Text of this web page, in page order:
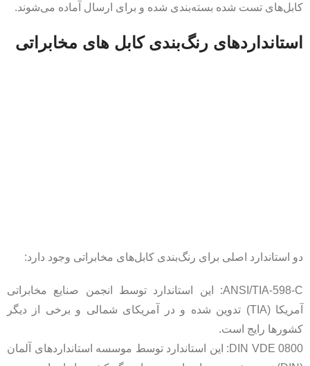
کابل‌های تست شده بسته‌بندی شده و برای ارسال آماده می‌شوند.
استانداردهای رنگ‌بندی کابل های مخابراتی
دو استاندارد اصلی برای رنگ‌بندی کابل‌های مخابراتی وجود دارد:
ANSI/TIA-598-C: این استاندارد توسط انجمن صنایع مخابراتی
آمریکا (TIA) تدوین شده و در آمریکای شمالی و برخی از دیگر
کشورها رایج است.
DIN VDE 0800: این استاندارد توسط موسسه استانداردهای آلمان